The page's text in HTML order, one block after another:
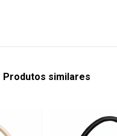
Produtos similares